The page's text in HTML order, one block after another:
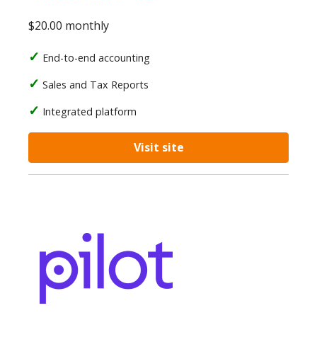
$20.00 monthly
End-to-end accounting
Sales and Tax Reports
Integrated platform
Visit site